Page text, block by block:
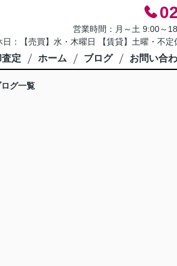
営業時間：月～土 9:00～
日：【売買】水・木曜日 【賃貸】土曜・不定
定 ホーム ブログ お問い合
グ一覧